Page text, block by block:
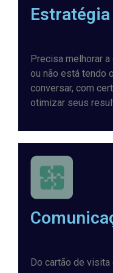
Precisa melhorar
ou não está tendo
conversar, com
otimizar seus
Do cartão de